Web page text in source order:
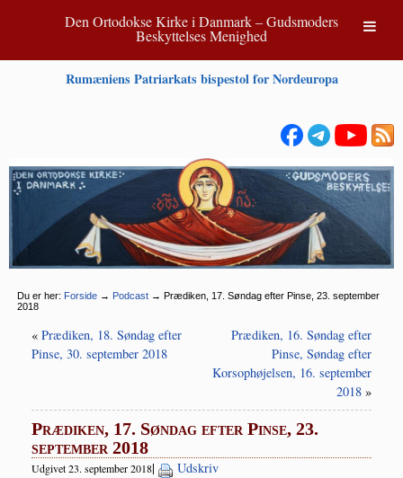
Den Ortodokse Kirke i Danmark – Gudsmoders
Beskyttelses Menighed
Rumæniens Patriarkats bispestol for Nordeuropa
Du er her: Forside → Podcast → Prædiken, 17. Søndag efter Pinse, 23. september
2018
« Prædiken, 18. Søndag efter
Pinse, 30. september 2018
Prædiken, 16. Søndag efter
Pinse, Søndag efter
Korsophøjelsen, 16. september
2018 »
Prædiken, 17. Søndag efter Pinse, 23.
september 2018
Udgivet 23. september 2018| Udskriv